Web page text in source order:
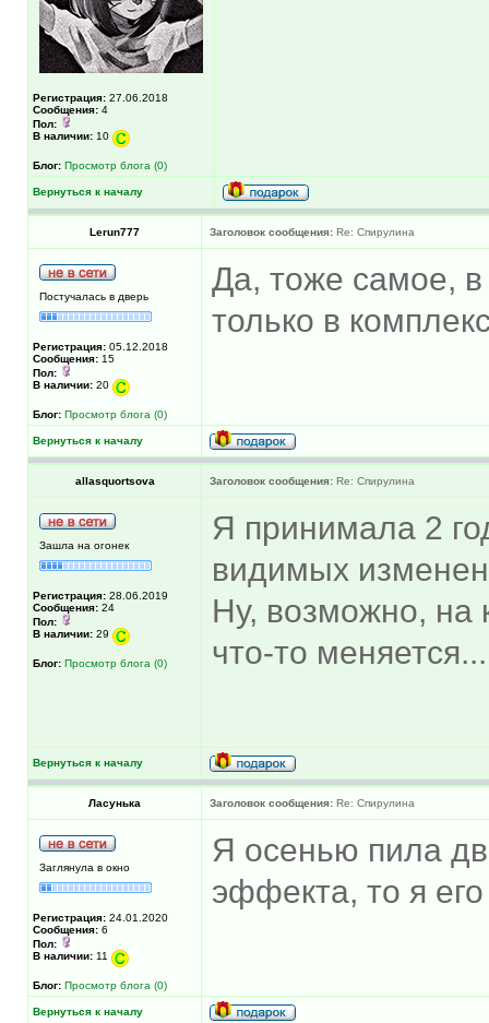
Регистрация: 27.06.2018
Сообщения: 4
Пол:
В наличии: 10
Блог: Просмотр блога (0)
Вернуться к началу
Lerun777 Заголовок сообщения: Re: Спирулина
Постучалась в дверь
Регистрация: 05.12.2018
Сообщения: 15
Пол:
В наличии: 20
Блог: Просмотр блога (0)
Да, тоже самое,
только в
Вернуться к началу
allasquortsova Заголовок сообщения: Re: Спирулина
Зашла на огонек
Регистрация: 28.06.2019
Сообщения: 24
Пол:
В наличии: 29
Блог: Просмотр блога (0)
Я принимала 2
видимых
Ну, возможно, на
что-то
Вернуться к началу
Ласунька Заголовок сообщения: Re: Спирулина
Заглянула в окно
Регистрация: 24.01.2020
Сообщения: 6
Пол:
В наличии: 11
Блог: Просмотр блога (0)
Я осенью пила
эффекта, то я
Вернуться к началу